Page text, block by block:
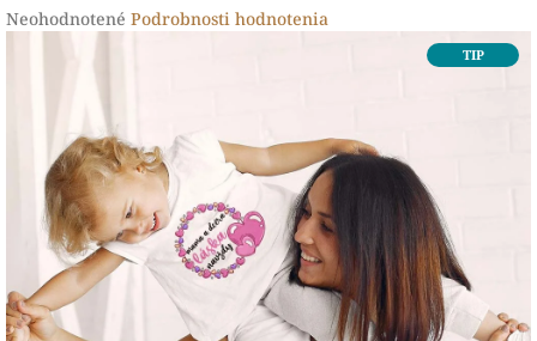
Priemerné
hviezdičiek.
Neohodnotené Podrobnosti hodnotenia
TIP